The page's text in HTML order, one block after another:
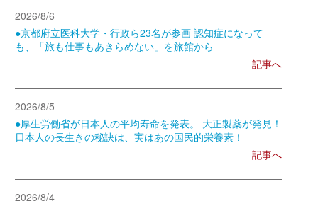
2026/8/6
●京都府立医科大学・行政ら23名が参画 認知症になって
も、「旅も仕事もあきらめない」を旅館から
記事へ
2026/8/5
●厚生労働省が日本人の平均寿命を発表。 大正製薬が発見！
日本人の長生きの秘訣は、実はあの国民的栄養素！
記事へ
2026/8/4